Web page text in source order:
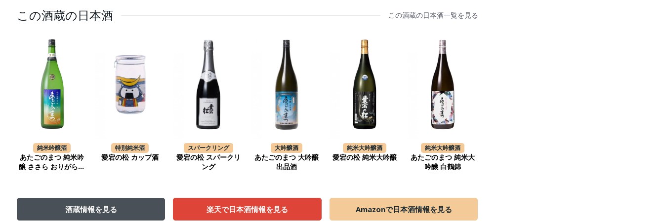
この酒蔵の日本酒 この酒蔵の日本酒一覧を見る
純米吟醸酒
あたごのまつ 純米吟
醸 ささら おりがらみ
特別純米酒
愛宕の松 カップ酒
スパークリング
愛宕の松 スパークリ
ング
大吟醸酒
あたごのまつ 大吟醸
出品酒
純米大吟醸酒
愛宕の松 純米大吟醸
純米大吟醸酒
あたごのまつ 純米大
吟醸 白鶴錦
酒蔵情報を見る 楽天で日本酒情報を見る Amazonで日本酒情報を見る